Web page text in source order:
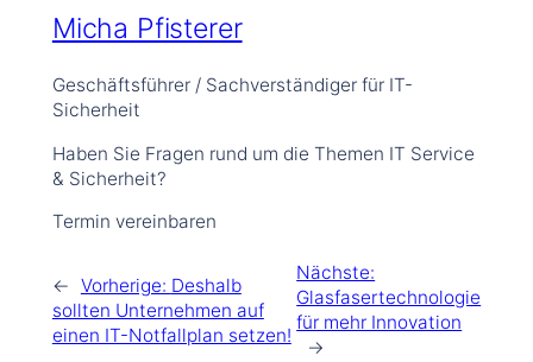
Micha Pfisterer
Geschäftsführer / Sachverständiger für IT-
Sicherheit
Haben Sie Fragen rund um die Themen IT Service
& Sicherheit?
Termin vereinbaren
← Vorherige: Deshalb
sollten Unternehmen auf
einen IT-Notfallplan setzen!
Nächste:
Glasfasertechnologie
für mehr Innovation
→